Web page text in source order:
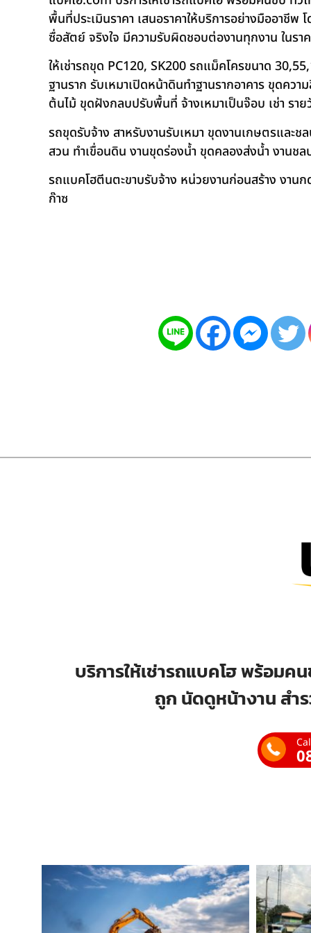
พื้นที่ประเมินราคา เสนอราคาให้บริการอย่างมืออาชี
ซื่อสัตย์ จริงใจ มีความรับผิดชอบต่องานทุกงาน ในรา
ให้เช่ารถขุด PC120, SK200 รถแม็คโครขนาด
ฐานราก รับเหมาเปิดหน้าดินทำฐานรากอาคาร ขุดค
ต้นไม้ ขุดฝังกลบปรับพื้นที่ จ้างเหมาเป็นจ๊อบ เช่า ราย
รถขุดรับจ้าง สาหรับงานรับเหมา ขุดงานเกษตรและ
สวน ทำเขื่อนดิน งานขุดร่องน้ำ ขุดคลองส่งน้ำ งานช
รถแบคโฮตีนตะขาบรับจ้าง หน่วยงานก่อนสร้าง งาน
ก๊าซ
บริการให้เช่ารถแบคโฮ พร้อมค
ถูก นัดดูหน้างาน สำ